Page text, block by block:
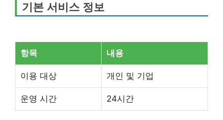
기본 서비스 정보
항목 내용
이용 대상 개인 및 기업
운영 시간 24시간